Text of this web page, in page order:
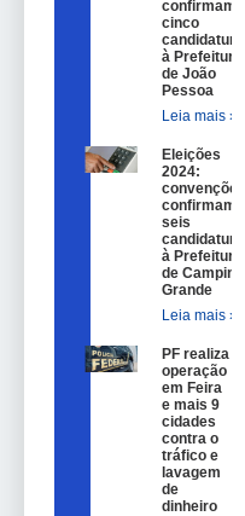
confirmam
cinco
candidaturas
à Prefeitura
de João
Pessoa
Leia mais »
Eleições
2024:
convenções
confirmam
seis
candidaturas
à Prefeitura
de Campina
Grande
Leia mais »
PF realiza
operação
em Feira
e mais 9
cidades
contra o
tráfico e
lavagem
de
dinheiro